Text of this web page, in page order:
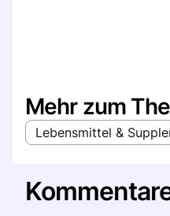
Mehr zum
Lebensmittel &